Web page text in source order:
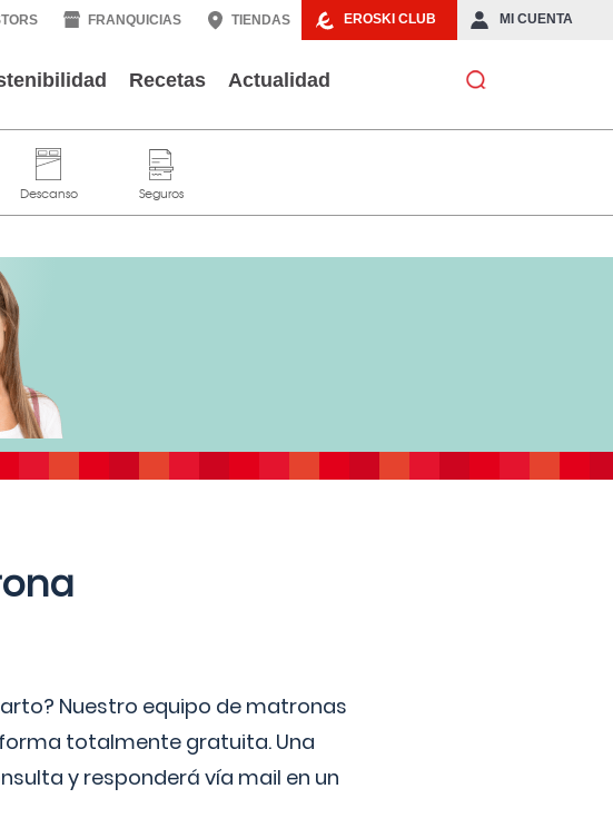
EROSKI CLUB MI CUENTA
FRANQUICIAS TIENDAS
Recetas Actualidad
Nuestro equipo de matronas
totalmente gratuita. Una
y responderá vía mail en un